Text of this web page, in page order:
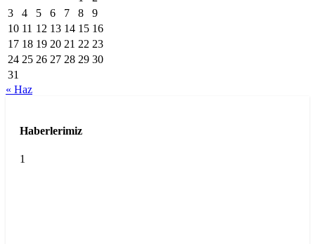
3
4 5 6 7 8
9
10 11 12 13 14 15 16
17 18 19 20 21 22 23
24 25 26 27 28 29 30
31
« Haz
Haberlerimiz
1